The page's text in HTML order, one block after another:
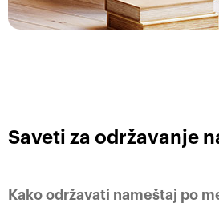
Saveti za održavanje
Kako održavati nameštaj po